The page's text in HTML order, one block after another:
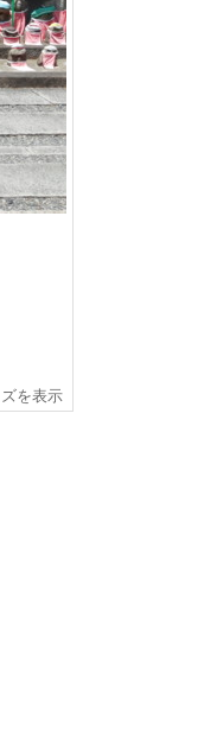
を表示